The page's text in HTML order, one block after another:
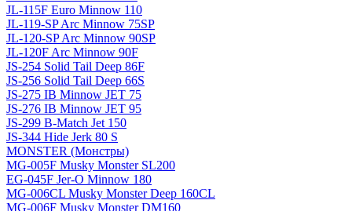
JL-115F Euro Minnow 110
JL-119-SP Arc Minnow 75SP
JL-120-SP Arc Minnow 90SP
JL-120F Arc Minnow 90F
JS-254 Solid Tail Deep 86F
JS-256 Solid Tail Deep 66S
JS-275 IB Minnow JET 75
JS-276 IB Minnow JET 95
JS-299 B-Match Jet 150
JS-344 Hide Jerk 80 S
MONSTER (Монстры)
MG-005F Musky Monster SL200
EG-045F Jer-O Minnow 180
MG-006CL Musky Monster Deep 160CL
MG-006F Musky Monster DM160